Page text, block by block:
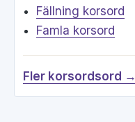
Fällning korsord
Famla korsord
Fler korsordsord →